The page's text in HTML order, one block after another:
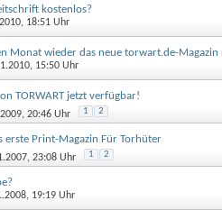
kostenlos?
18:51 Uhr
Monat wieder das neue torwart.de-Magazin
15:50 Uhr
TORWART jetzt verfügbar!
20:46 Uhr 1 2
erste Print-Magazin Für Torhüter
23:08 Uhr 1 2
19:19 Uhr